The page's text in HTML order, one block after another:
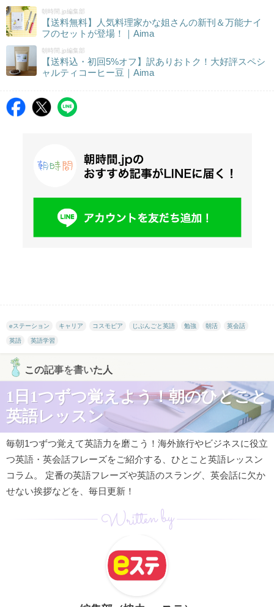
朝時間.jp編集部
【送料無料】人気料理家かな姐さんの新刊＆万能ナイ
フのセットが登場！｜Aima
朝時間.jp編集部
【送料込・初回5%オフ】訳ありおトク！大好評スペシ
ャルティコーヒー豆｜Aima
eステーション キャリア コスモピア じぶんごと英語 勉強 朝活 英会話
英語 英語学習
この記事を書いた人
1日1つずつ覚えよう！朝のひとこと
英語レッスン
毎朝1つずつ覚えて英語力を磨こう！海外旅行やビジネスに役立
つ英語・英会話フレーズをご紹介する、ひとこと英語レッスン
コラム。 定番の英語フレーズや英語のスラング、英会話に欠か
せない挨拶などを、毎日更新！
Written by